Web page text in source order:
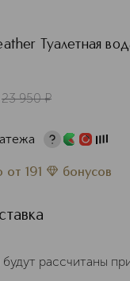
Туалетная
23 950 ¤
от 191 бонусов
рассчитаны